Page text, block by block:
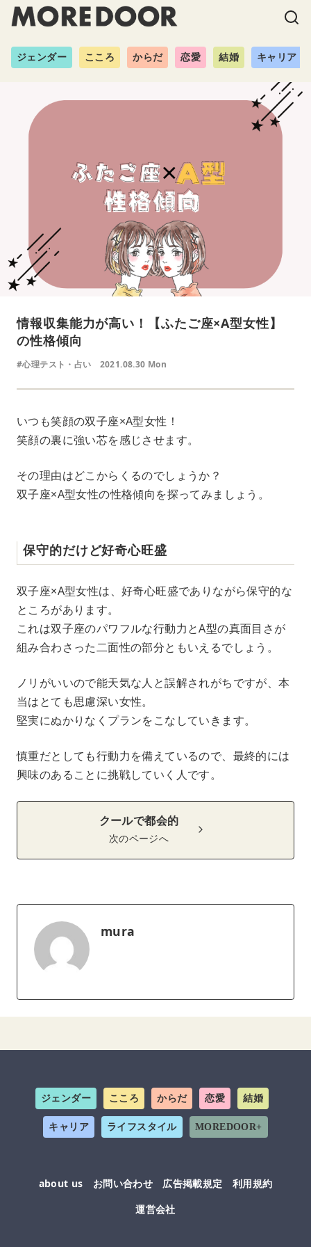
ジェンダー こころ からだ 恋愛 結婚 キャリア
情報収集能力が高い！【ふたご座×A型女性】
の性格傾向
#心理テスト・占い 2021.08.30 Mon
いつも笑顔の双子座×A型女性！
笑顔の裏に強い芯を感じさせます。
その理由はどこからくるのでしょうか？
双子座×A型女性の性格傾向を探ってみましょう。
保守的だけど好奇心旺盛
双子座×A型女性は、好奇心旺盛でありながら保守的な
ところがあります。
これは双子座のパワフルな行動力とA型の真面目さが
組み合わさった二面性の部分ともいえるでしょう。
ノリがいいので能天気な人と誤解されがちですが、本
当はとても思慮深い女性。
堅実にぬかりなくプランをこなしていきます。
慎重だとしても行動力を備えているので、最終的には
興味のあることに挑戦していく人です。
クールで都会的
次のページへ
mura
ジェンダー こころ からだ 恋愛 結婚
キャリア ライフスタイル MOREDOOR+
about us お問い合わせ 広告掲載規定
利用規約
運営会社